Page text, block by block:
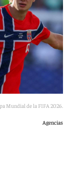
Mundial de la FIFA 2026.
Agencias